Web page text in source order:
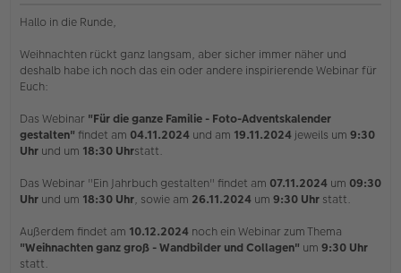
g
l
e
s
e
r
B
t
r
g
Hallo in die Runde,
Weihnachten rückt ganz langsam, aber sicher immer näher und
deshalb habe ich noch das ein oder andere inspirierende Webinar für
Euch:
Das Webinar "Für die ganze Familie - Foto-Adventskalender
gestalten" findet am 04.11.2024 und am 19.11.2024 jeweils um 9:30
Uhr und um 18:30 Uhrstatt.
Das Webinar "Ein Jahrbuch gestalten" findet am 07.11.2024 um 09:30
Uhr und um 18:30 Uhr, sowie am 26.11.2024 um 9:30 Uhr statt.
Außerdem findet am 10.12.2024 noch ein Webinar zum Thema
"Weihnachten ganz groß - Wandbilder und Collagen" um 9:30 Uhr
statt.